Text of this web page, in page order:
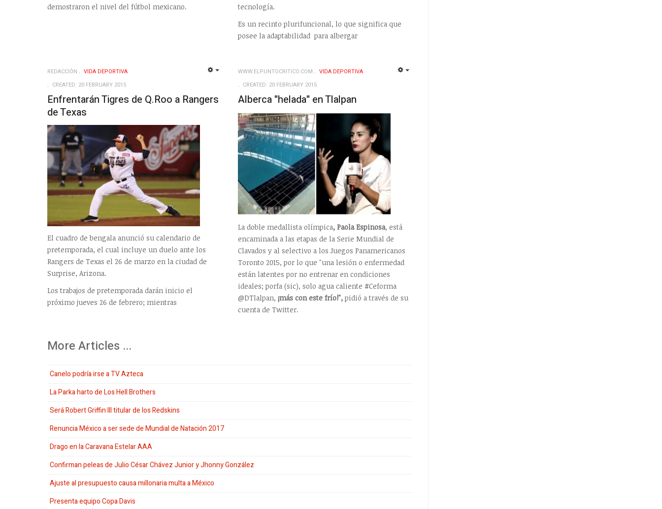
demostraron el nivel del fútbol mexicano.
tecnología.
Es un recinto plurifuncional, lo que significa que
posee la adaptabilidad para albergar
REDACCIÓN
VIDA DEPORTIVA
CREATED: 20 FEBRUARY 2015
Enfrentarán Tigres de Q.Roo a Rangers
de Texas
El cuadro de bengala anunció su calendario de
pretemporada, el cual incluye un duelo ante los
Rangers de Texas el 26 de marzo en la ciudad de
Surprise, Arizona.
Los trabajos de pretemporada darán inicio el
próximo jueves 26 de febrero; mientras
WWW.ELPUNTOCRITICO.COM
VIDA DEPORTIVA
CREATED: 20 FEBRUARY 2015
Alberca "helada" en Tlalpan
La doble medallista olímpica, Paola Espinosa, está
encaminada a las etapas de la Serie Mundial de
Clavados y al selectivo a los Juegos Panamericanos
Toronto 2015, por lo que "una lesión o enfermedad
están latentes por no entrenar en condiciones
ideales; porfa (sic), solo agua caliente #Ceforma
@DTlalpan, ¡más con este frío!",pidió a través de su
cuenta de Twitter.
More Articles ...
Canelo podría irse a TV Azteca
La Parka harto de Los Hell Brothers
Será Robert Griffin III titular de los Redskins
Renuncia México a ser sede de Mundial de Natación 2017
Drago en la Caravana Estelar AAA
Confirman peleas de Julio César Chávez Junior y Jhonny González
Ajuste al presupuesto causa millonaria multa a México
Presenta equipo Copa Davis